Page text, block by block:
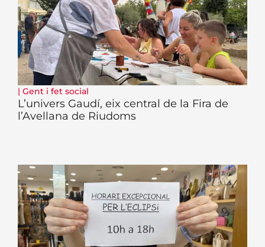
| Gent i fet social
L’univers Gaudí, eix central de la Fira de
l’Avellana de Riudoms